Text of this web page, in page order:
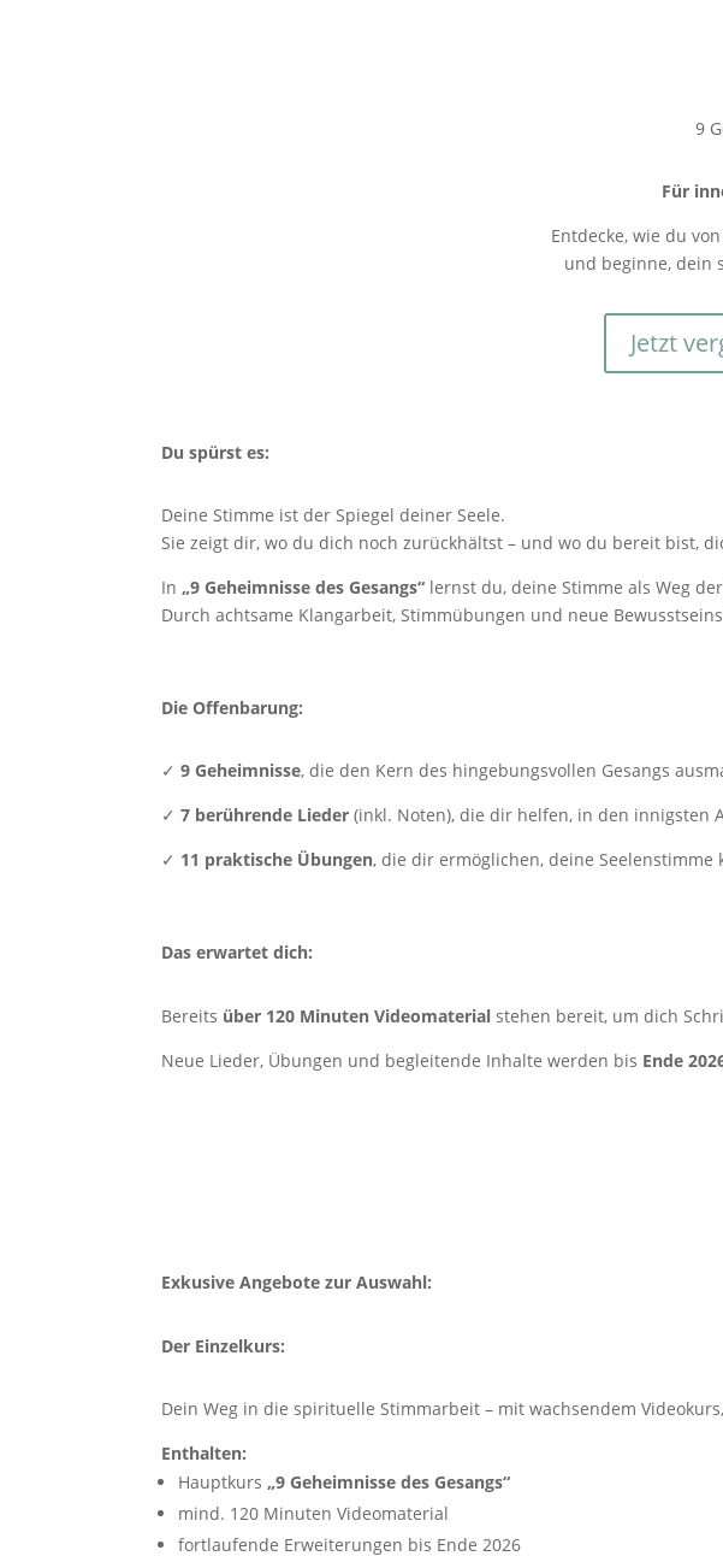
9
Für
Entdecke, wie du
und beginne, dein
Jetzt
Du spürst es:
Deine Stimme ist der Spiegel deiner Seele.
Sie zeigt dir, wo du dich noch zurückhältst – und wo du bereit bist,
In„9 Geheimnisse des Gesangs“ lernst du, deine Stimme als Weg
Durch achtsame Klangarbeit, Stimmübungen und neue
Die Offenbarung:
✓9 Geheimnisse, die den Kern des hingebungsvollen Gesangs
✓7 berührende Lieder (inkl. Noten), die dir helfen, in den innigsten
✓ 11 praktische Übungen, die dir ermöglichen, deine
Das erwartet dich:
Bereits über 120 Minuten Videomaterial stehen bereit, um dich
Neue Lieder, Übungen und begleitende Inhalte werden bis Ende
Exkusive Angebote zur Auswahl:
Der Einzelkurs:
Dein Weg in die spirituelle Stimmarbeit – mit wachsendem
Enthalten:
Hauptkurs„9 Geheimnisse des Gesangs“
mind. 120 Minuten Videomaterial
fortlaufende Erweiterungen bis Ende 2026